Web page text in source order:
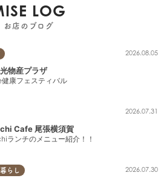
LOG
お店のブログ
2026.08.05
物産プラザ
健康フェスティバル
2026.07.31
Cafe 尾張横須賀
ランチのメニュー紹介！！
らし 2026.07.30